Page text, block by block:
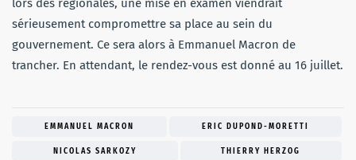
lors des régionales, une mise en examen viendrait
sérieusement compromettre sa place au sein du
gouvernement. Ce sera alors à Emmanuel Macron de
trancher. En attendant, le rendez-vous est donné au 16 juillet.
EMMANUEL MACRON ERIC DUPOND-MORETTI
NICOLAS SARKOZY THIERRY HERZOG